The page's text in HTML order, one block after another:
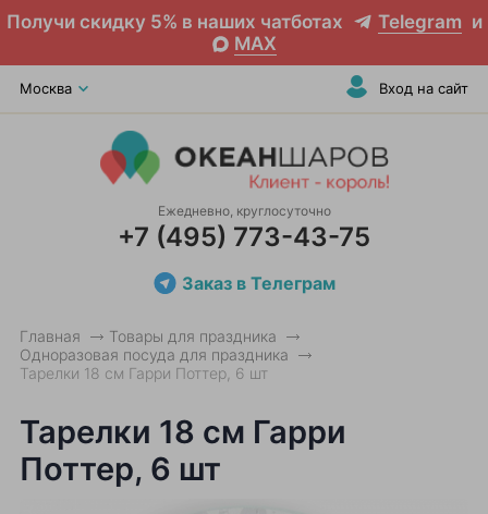
Получи скидку 5% в наших чатботах Telegram и
MAX
Москва Вход на сайт
Ежедневно, круглосуточно
+7 (495) 773-43-75
Заказ в Телеграм
Главная
Товары для праздника
Одноразовая посуда для праздника
Тарелки 18 см Гарри Поттер, 6 шт
Тарелки 18 см Гарри
Поттер, 6 шт